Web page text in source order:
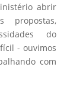
abrir
propostas,
do
- ouvimos
com